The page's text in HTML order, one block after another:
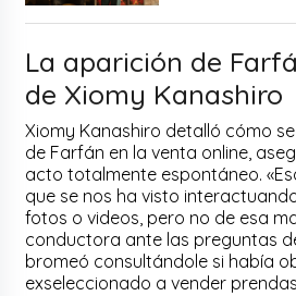
La aparición de
de Xiomy Kanashiro
Xiomy Kanashiro detalló cómo
de Farfán en la venta online,
acto totalmente espontáneo.
que se nos ha visto
fotos o videos, pero no de esa
conductora ante las preguntas
bromeó consultándole si había
exseleccionado a vender